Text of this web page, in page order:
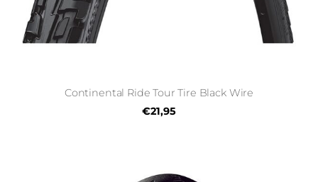
Continental Ride Tour Tire Black Wire
€21,95